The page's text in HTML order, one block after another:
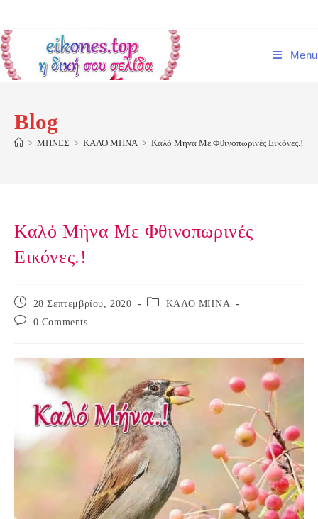
content
Menu
Blog
> ΜΗΝΕΣ > ΚΑΛΟ ΜΗΝΑ > Καλό Μήνα Με Φθινοπωρινές Εικόνες.!
Καλό Μήνα Με Φθινοπωρινές
Εικόνες.!
Post
published:
28 Σεπτεμβρίου, 2020
Post ΚΑΛΟ ΜΗΝΑ
Post
0 Comments